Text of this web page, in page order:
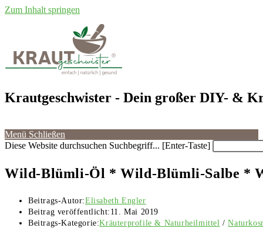
Zum Inhalt springen
Krautgeschwister - Dein großer DIY- &
Menü Schließen
Diese Website durchsuchen Suchbegriff... [Enter-Taste]
Wild-Blümli-Öl * Wild-Blümli-Salbe *
Beitrags-Autor:Elisabeth Engler
Beitrag veröffentlicht: 11. Mai 2019
Beitrags-Kategorie:Kräuterprofile & Naturheilmittel /